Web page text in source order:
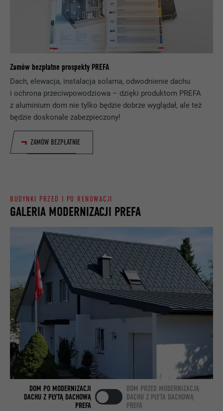
Zamów bezpłatne prospekty PREFA
Dach, elewacja, instalacja solarna, odwodnienie dachu
i ochrona przeciwpowodziowa – dzięki produktom PREFA
z aluminium dom nie tylko będzie dobrze wyglądał, ale też
będzie doskonale zabezpieczony!
ZAMÓW BEZPŁATNIE
GALERIA MODERNIZACJI PREFA
BUDYNKI PRZED I PO RENOWACJI
DOM PO MODERNIZACJI
DACHU Z PŁYTĄ DACHOWĄ
PREFA
DOM PRZED MODERNIZACJĄ
DACHU Z PŁYTĄ DACHOWĄ
PREFA
Rejestruje jednoznaczny identyfikator,
stosowany do generowania danych do
ponownego korzystania z witryny przez
odwiedzających.
NAZWA _gaexp
Google Optimize
PROCEDURA 90 dni
Jest stosowany testowo do sprawdzenia,
lang
DOSTAWCA
PROCEDURA Sesja
CEL
Zapisuje wersję językową witryny
wybraną przez użytkownika.
NAZWA lang
CEL
zawiera wstawione okno „Obserwuj nas”.
NAZWA bcookie
DOSTAWCA LinkedIn
PROCEDURA 2 lata
CEL
Wykorzystuje usługę sieci
społecznościowej LinkedIn do
obserwowania stosowania wstawionych
usług
NAZWA bscookie
LinkedIn